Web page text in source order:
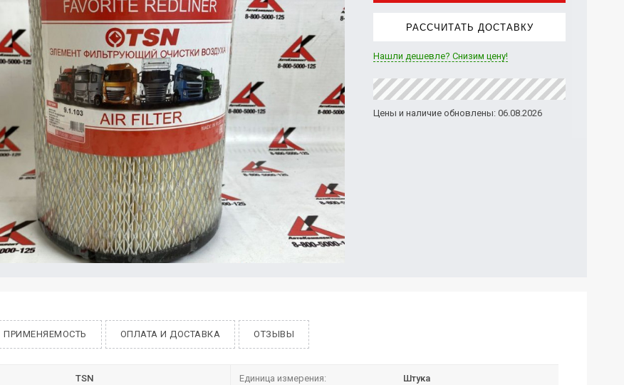
РАССЧИТАТЬ ДОСТАВКУ
Нашли дешевле? Снизим цену!
Цены и наличие обновлены: 06.08.2026
ПРИМЕНЯЕМОСТЬ ОПЛАТА И ДОСТАВКА ОТЗЫВЫ
TSN Единица измерения: Штука